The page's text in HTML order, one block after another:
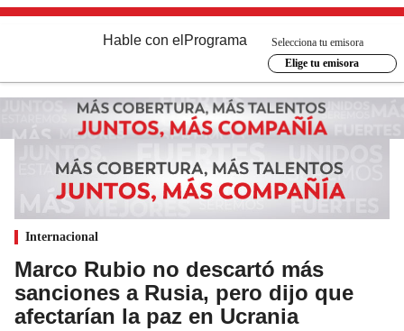
Hable con el Programa
Selecciona tu emisora
Elige tu emisora
Internacional
Marco Rubio no descartó más
sanciones a Rusia, pero dijo que
afectarían la paz en Ucrania